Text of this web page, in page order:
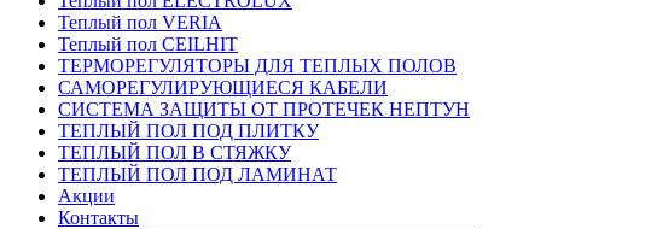
Теплый пол VERIA
Теплый пол CEILHIT
ТЕРМОРЕГУЛЯТОРЫ ДЛЯ ТЕПЛЫХ ПОЛОВ
САМОРЕГУЛИРУЮЩИЕСЯ КАБЕЛИ
СИСТЕМА ЗАЩИТЫ ОТ ПРОТЕЧЕК НЕПТУН
ТЕПЛЫЙ ПОЛ ПОД ПЛИТКУ
ТЕПЛЫЙ ПОЛ В СТЯЖКУ
ТЕПЛЫЙ ПОЛ ПОД ЛАМИНАТ
Акции
Контакты